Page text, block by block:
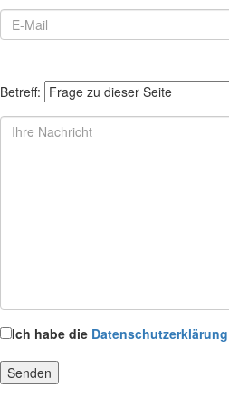
Betreff:
Ich habe die Datenschutzerklärung